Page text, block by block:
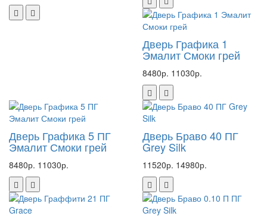
Дверь Графика 1
Эмалит Смоки грей
8480р. 11030р.
Дверь Графика 5 ПГ
Эмалит Смоки грей
8480р. 11030р.
Дверь Браво 40 ПГ
Grey Silk
11520р. 14980р.